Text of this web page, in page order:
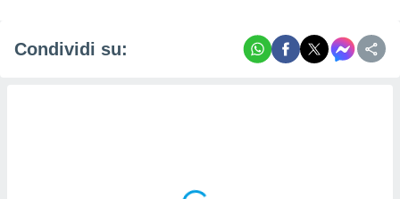
Condividi su: